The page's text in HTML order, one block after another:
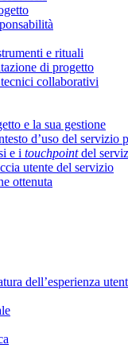
e rituali
di progetto
collaborativi
e la sua gestione
d’uso del servizio
e i touchpointdel
utente del servizio
ottenuta
dell’esperienza